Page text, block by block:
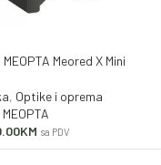
Meored X Mini
, Optike i oprema
MEOPTA
KM sa PDV